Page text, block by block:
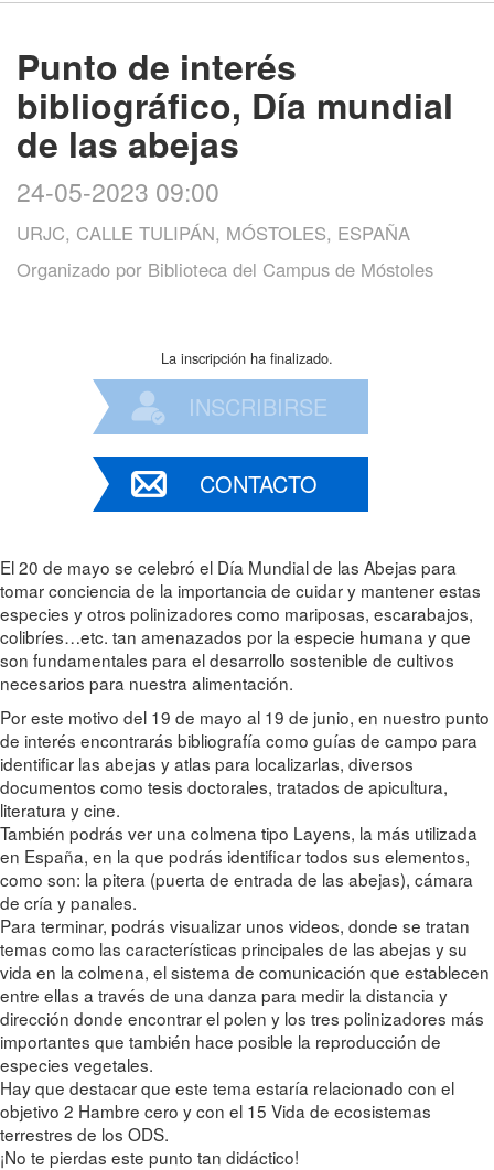
Punto de interés
bibliográfico, Día mundial
de las abejas
24-05-2023 09:00
URJC, CALLE TULIPÁN, MÓSTOLES, ESPAÑA
Organizado por Biblioteca del Campus de Móstoles
La inscripción ha finalizado.
INSCRIBIRSE
CONTACTO
El 20 de mayo se celebró el Día Mundial de las Abejas para
tomar conciencia de la importancia de cuidar y mantener estas
especies y otros polinizadores como mariposas, escarabajos,
colibríes…etc. tan amenazados por la especie humana y que
son fundamentales para el desarrollo sostenible de cultivos
necesarios para nuestra alimentación.
Por este motivo del 19 de mayo al 19 de junio, en nuestro punto
de interés encontrarás bibliografía como guías de campo para
identificar las abejas y atlas para localizarlas, diversos
documentos como tesis doctorales, tratados de apicultura,
literatura y cine.
También podrás ver una colmena tipo Layens, la más utilizada
en España, en la que podrás identificar todos sus elementos,
como son: la pitera (puerta de entrada de las abejas), cámara
de cría y panales.
Para terminar, podrás visualizar unos videos, donde se tratan
temas como las características principales de las abejas y su
vida en la colmena, el sistema de comunicación que establecen
entre ellas a través de una danza para medir la distancia y
dirección donde encontrar el polen y los tres polinizadores más
importantes que también hace posible la reproducción de
especies vegetales.
Hay que destacar que este tema estaría relacionado con el
objetivo 2 Hambre cero y con el 15 Vida de ecosistemas
terrestres de los ODS.
¡No te pierdas este punto tan didáctico!